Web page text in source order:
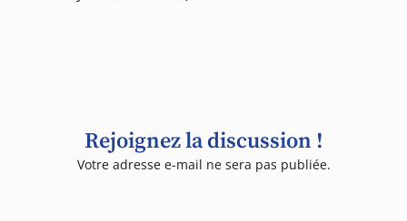
Rejoignez la discussion !
Votre adresse e-mail ne sera pas publiée.